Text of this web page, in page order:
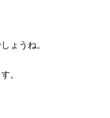
ょうね。
。